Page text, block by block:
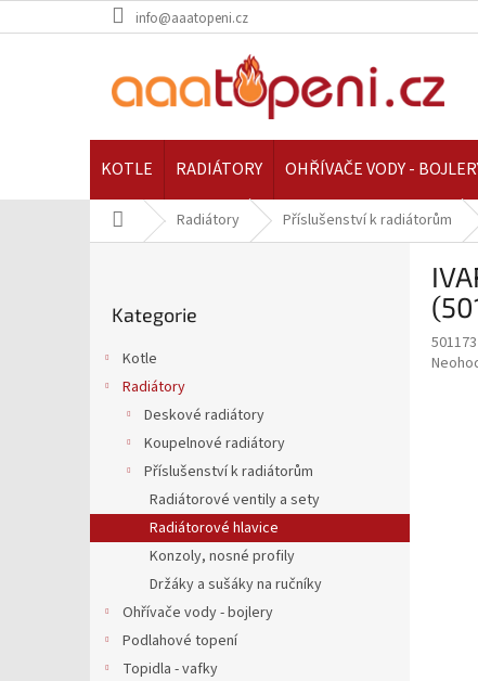
na
info@aaatopeni.cz
KOTLE RADIÁTORY OHŘÍVAČE VODY -
Domů Radiátory Příslušenství k radiátorům
n
e
kategorie
Kategorie
Kotle
Radiátory
Deskové radiátory
Koupelnové radiátory
Příslušenství k radiátorům
Radiátorové ventily a sety
Radiátorové hlavice
Konzoly, nosné profily
Držáky a sušáky na ručníky
Ohřívače vody - bojlery
Podlahové topení
Topidla - vafky
501173